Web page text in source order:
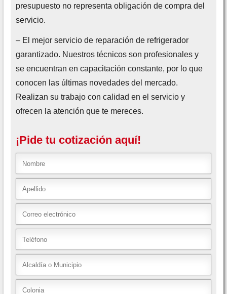
presupuesto no representa obligación de compra del
servicio.
– El mejor servicio de reparación de refrigerador
garantizado. Nuestros técnicos son profesionales y
se encuentran en capacitación constante, por lo que
conocen las últimas novedades del mercado.
Realizan su trabajo con calidad en el servicio y
ofrecen la atención que te mereces.
¡Pide tu cotización aquí!